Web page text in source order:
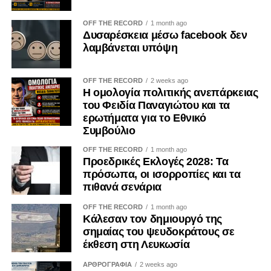
ανάγκην με διαφθορά. Όταν, όμως, παραμένουν
αδήλωτες, μπορούν να επηρεάσουν τις οργανωτικές
αποφάσεις και να οδηγήσουν σε μορφές «κατάληψης» της
διαδικασίας λήψης αποφάσεων από επιμέρους
συμφέροντα. Ο ΟΟΣΑ έχει επισημάνει ότι η αδιαφανής
άσκηση επιρροής περιορίζει την ακεραιότητα των θεσμών
και υπονομεύει την εμπιστοσύνη των πολιτών.
Η ψηφιακή επικοινωνία διευρύνει περαιτέρω το πεδίο της
αποσπάσματα και χορηγούμενες αναρτήσεις μπορούν να
αναπαράγουν για μεγάλο χρονικό διάστημα μια
περιορισμένη δράση, δημιουργώντας την εντύπωση
αποδοχής. Ο Κανονισμός (ΕΕ) 2024/900 για τη διαφάνεια
και τη στόχευση της πολιτικής διαφήμισης, ο οποίος
εφαρμόζεται κατά το μεγαλύτερο μέρος του από τις 10
OFF THE RECORD 1 month ago
Δυσαρέσκεια μέσω facebook δεν
λαμβάνεται υπόψη
OFF THE RECORD 2 weeks ago
Η ομολογία πολιτικής ανεπάρκειας
του Φειδία Παναγιώτου και τα
ερωτήματα για το Εθνικό
Συμβούλιο
OFF THE RECORD 1 month ago
Προεδρικές Εκλογές 2028: Τα
πρόσωπα, οι ισορροπίες και τα
πιθανά σενάρια
OFF THE RECORD 1 month ago
Κάλεσαν τον δημιουργό της
σημαίας του ψευδοκράτους σε
έκθεση στη Λευκωσία
ΑΡΘΡΟΓΡΑΦΙΑ 2 weeks ago